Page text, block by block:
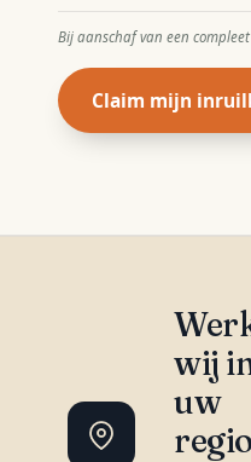
Bij aanschaf van een
Claim mijn
wij
uw